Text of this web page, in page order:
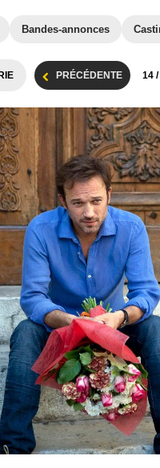
Bandes-annonces
PRÉCÉDENTE 14